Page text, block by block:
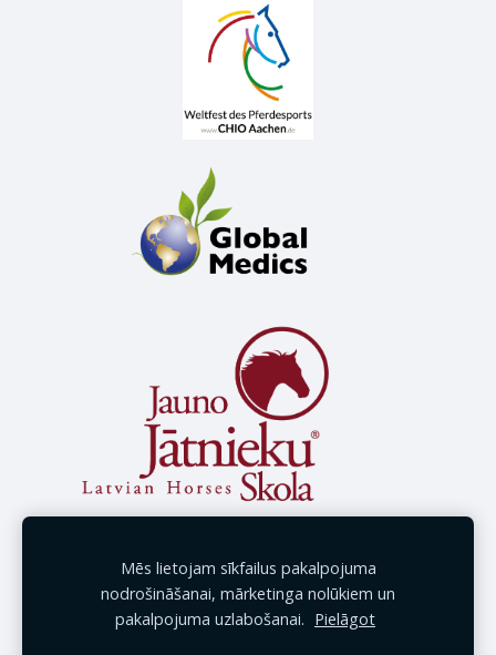
Mēs lietojam sīkfailus pakalpojuma
nodrošināšanai, mārketinga nolūkiem un
pakalpojuma uzlabošanai. Pielāgot